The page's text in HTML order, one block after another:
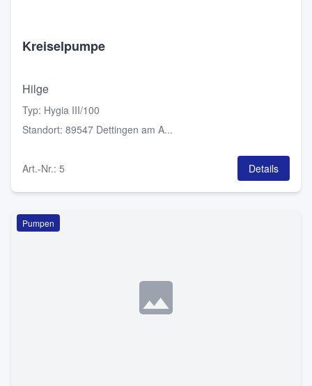
Kreiselpumpe
Hilge
Typ: Hygia III/100
Standort: 89547 Dettingen am A...
Art.-Nr.: 5 Details
Pumpen